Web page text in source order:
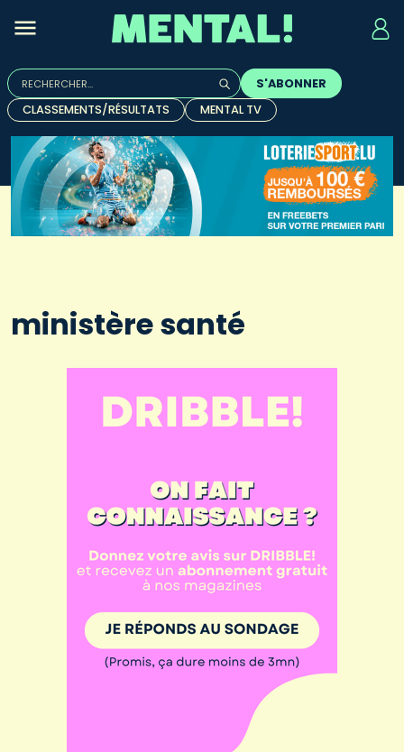
Rechercher :
Quand les résultats de l'auto-complétion sont
S'ABONNER
CLASSEMENTS/RÉSULTATS
MENTAL TV
ministère santé